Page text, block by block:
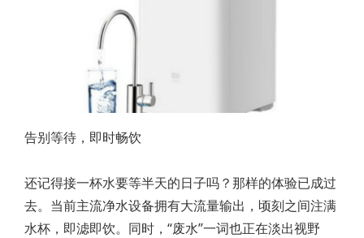
告别等待，即时畅饮
还记得接一杯水要等半天的日子吗？那样的体验已成过
去。当前主流净水设备拥有大流量输出，顷刻之间注满
水杯，即滤即饮。同时，“废水”一词也正在淡出视野